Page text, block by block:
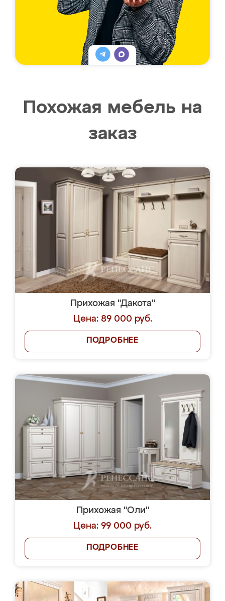
Похожая мебель на
заказ
Прихожая "Дакота"
Цена: 89 000 руб.
ПОДРОБНЕЕ
Прихожая "Оли"
Цена: 99 000 руб.
ПОДРОБНЕЕ